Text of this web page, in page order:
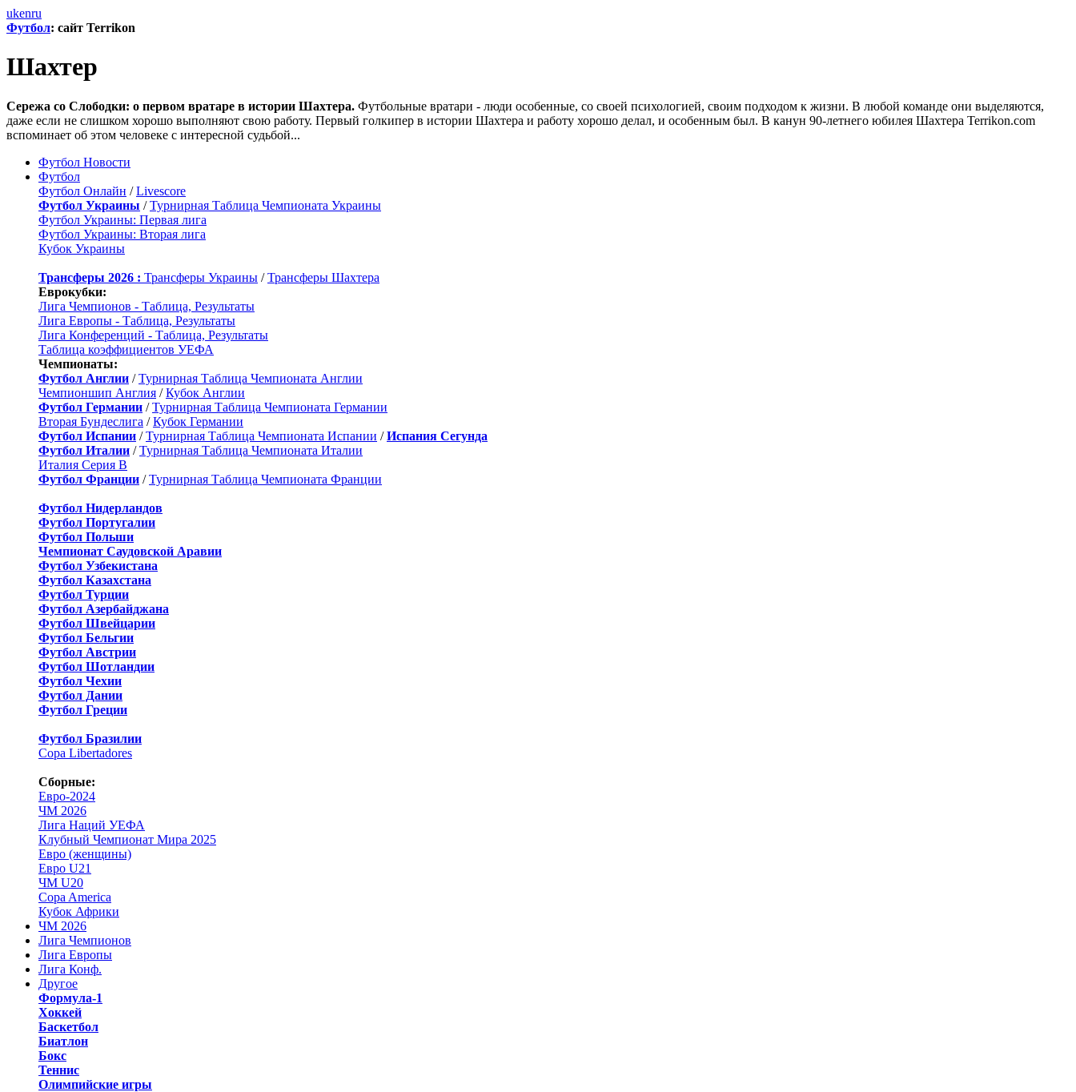
ukenru
Футбол: сайт Terrikon
Шахтер
Сережа со Слободки: о первом вратаре в истории Шахтера. Футбольные вратари - люди особенные, со своей психологией, своим подходом к жизни. В любой команде они выделяются,
даже если не слишком хорошо выполняют свою работу. Первый голкипер в истории Шахтера и работу хорошо делал, и особенным был. В канун 90-летнего юбилея Шахтера Terrikon.com
вспоминает об этом человеке с интересной судьбой...
Футбол Новости
Футбол
Футбол Онлайн /Livescore
Футбол Украины /Турнирная Таблица Чемпионата Украины
Футбол Украины: Первая лига
Футбол Украины: Вторая лига
Кубок Украины
Трансферы 2026 : Трансферы Украины /Трансферы Шахтера
Еврокубки:
Лига Чемпионов - Таблица, Результаты
Лига Европы - Таблица, Результаты
Лига Конференций - Таблица, Результаты
Таблица коэффициентов УЕФА
Чемпионаты:
Футбол Англии /Турнирная Таблица Чемпионата Англии
Чемпионшип Англия /Кубок Англии
Футбол Германии /Турнирная Таблица Чемпионата Германии
Вторая Бундеслига /Кубок Германии
Футбол Испании /Турнирная Таблица Чемпионата Испании /Испания Сегунда
Футбол Италии /Турнирная Таблица Чемпионата Италии
Италия Серия B
Футбол Франции /Турнирная Таблица Чемпионата Франции
Футбол Нидерландов
Футбол Португалии
Футбол Польши
Чемпионат Саудовской Аравии
Футбол Узбекистана
Футбол Казахстана
Футбол Турции
Футбол Азербайджана
Футбол Швейцарии
Футбол Бельгии
Футбол Австрии
Футбол Шотландии
Футбол Чехии
Футбол Дании
Футбол Греции
Футбол Бразилии
Copa Libertadores
Сборные:
Евро-2024
ЧМ 2026
Лига Наций УЕФА
Клубный Чемпионат Мира 2025
Евро (женщины)
Евро U21
ЧМ U20
Copa America
Кубок Африки
ЧМ 2026
Лига Чемпионов
Лига Европы
Лига Конф.
Другое
Формула-1
Хоккей
Баскетбол
Биатлон
Бокс
Теннис
Олимпийские игры